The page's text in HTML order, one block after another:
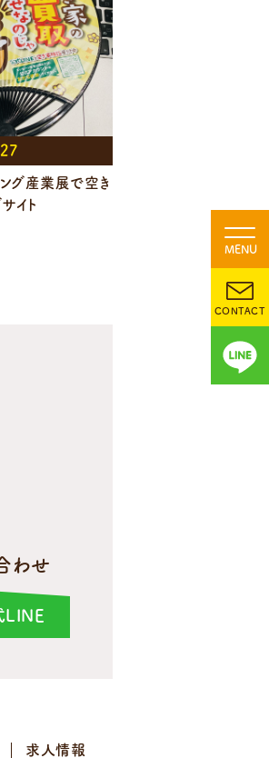
MENU
CONTACT
グ産業展で空き
イト
わせ
LINE
求人情報